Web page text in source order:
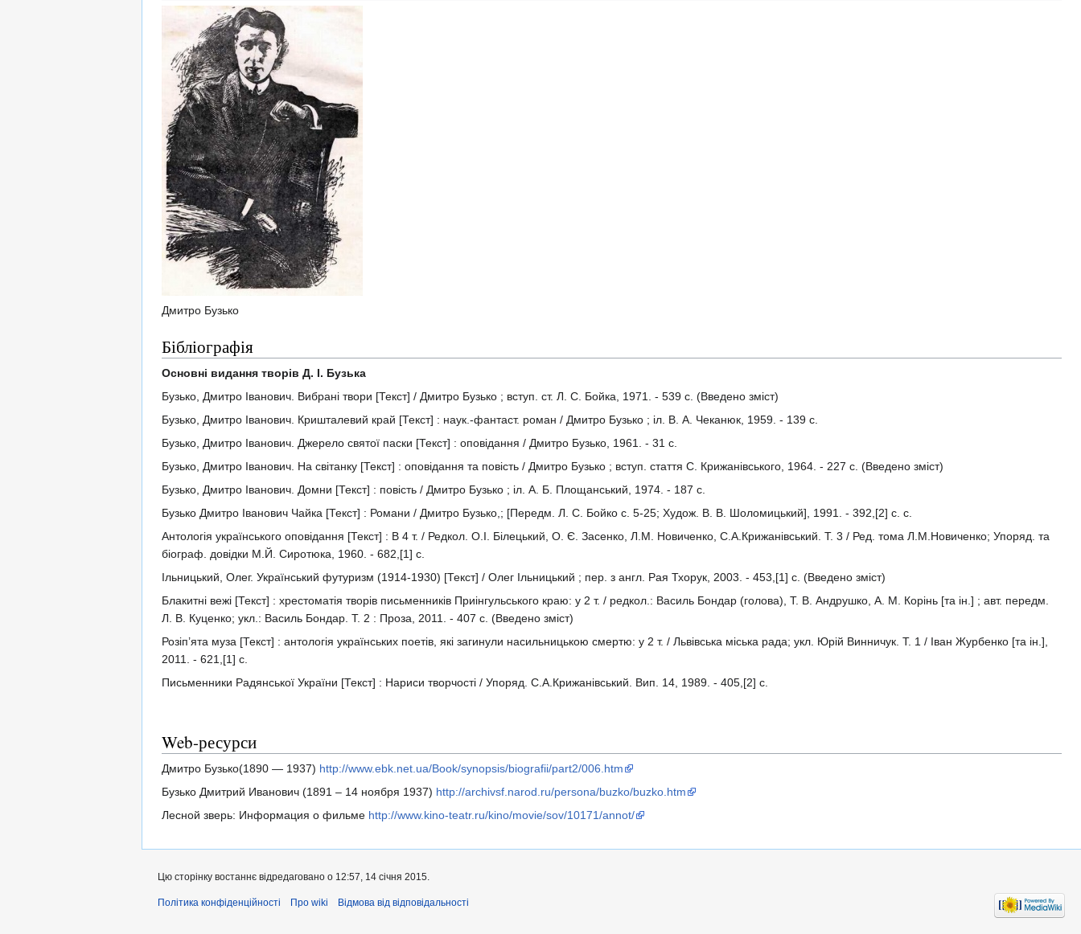
Дмитро Бузько
Бібліографія
Основні видання творів Д. І. Бузька
Бузько, Дмитро Іванович. Вибрані твори [Текст] / Дмитро Бузько ; вступ. ст. Л. С. Бойка, 1971. - 539 с. (Введено зміст)
Бузько, Дмитро Іванович. Кришталевий край [Текст] : наук.-фантаст. роман / Дмитро Бузько ; іл. В. А. Чеканюк, 1959. - 139 с.
Бузько, Дмитро Іванович. Джерело святої паски [Текст] : оповідання / Дмитро Бузько, 1961. - 31 с.
Бузько, Дмитро Іванович. На світанку [Текст] : оповідання та повість / Дмитро Бузько ; вступ. стаття С. Крижанівського, 1964. - 227 с. (Введено зміст)
Бузько, Дмитро Іванович. Домни [Текст] : повість / Дмитро Бузько ; іл. А. Б. Площанський, 1974. - 187 с.
Бузько Дмитро Іванович Чайка [Текст] : Романи / Дмитро Бузько,; [Передм. Л. С. Бойко с. 5-25; Худож. В. В. Шоломицький], 1991. - 392,[2] с. с.
Антологія українського оповідання [Текст] : В 4 т. / Редкол. О.І. Білецький, О. Є. Засенко, Л.М. Новиченко, С.А.Крижанівський. Т. 3 / Ред. тома Л.М.Новиченко; Упоряд. та
біограф. довідки М.Й. Сиротюка, 1960. - 682,[1] с.
Ільницький, Олег. Український футуризм (1914-1930) [Текст] / Олег Ільницький ; пер. з англ. Рая Тхорук, 2003. - 453,[1] с. (Введено зміст)
Блакитні вежі [Текст] : хрестоматія творів письменників Приінгульського краю: у 2 т. / редкол.: Василь Бондар (голова), Т. В. Андрушко, А. М. Корінь [та ін.] ; авт. передм.
Л. В. Куценко; укл.: Василь Бондар. Т. 2 : Проза, 2011. - 407 с. (Введено зміст)
Розіп’ята муза [Текст] : антологія українських поетів, які загинули насильницькою смертю: у 2 т. / Львівська міська рада; укл. Юрій Винничук. Т. 1 / Іван Журбенко [та ін.],
2011. - 621,[1] с.
Письменники Радянської України [Текст] : Нариси творчості / Упоряд. С.А.Крижанівський. Вип. 14, 1989. - 405,[2] с.
Web-ресурси
Дмитро Бузько(1890 — 1937) http://www.ebk.net.ua/Book/synopsis/biografii/part2/006.htm
Бузько Дмитрий Иванович (1891 – 14 ноября 1937) http://archivsf.narod.ru/persona/buzko/buzko.htm
Лесной зверь: Информация о фильме http://www.kino-teatr.ru/kino/movie/sov/10171/annot/
Цю сторінку востаннє відредаговано о 12:57, 14 січня 2015.
Політика конфіденційності Про wiki Відмова від відповідальності